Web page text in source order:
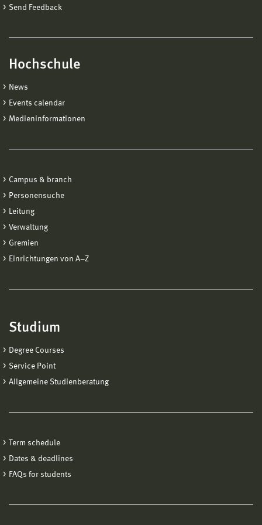
Building 2 · Room 2179
ulf.stein@hs-wismar.de
Send Feedback
Hochschule
News
Events calendar
Medieninformationen
Campus & branch
Personensuche
Leitung
Verwaltung
Gremien
Einrichtungen von A−Z
Studium
Degree Courses
Service Point
Allgemeine Studienberatung
Term schedule
Dates & deadlines
FAQs for students